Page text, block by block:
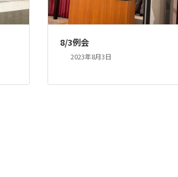
8/3例会
2023年8月3日